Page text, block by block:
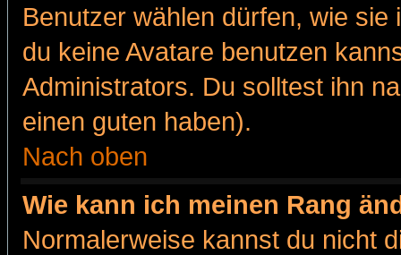
Benutzer wählen dürfen, wie
du keine Avatare benutzen
Administrators. Du solltest ihn
einen guten haben).
Nach oben
Wie kann ich meinen Rang
Normalerweise kannst du nicht